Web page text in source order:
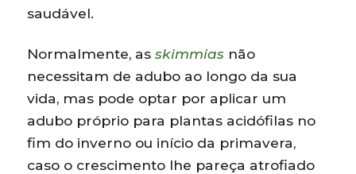
saudável.
Normalmente, asskimmias não
necessitam de adubo ao longo da sua
vida, mas pode optar por aplicar um
adubo próprio para plantas acidófilas no
fim do inverno ou início da primavera,
caso o crescimento lhe pareça atrofiado